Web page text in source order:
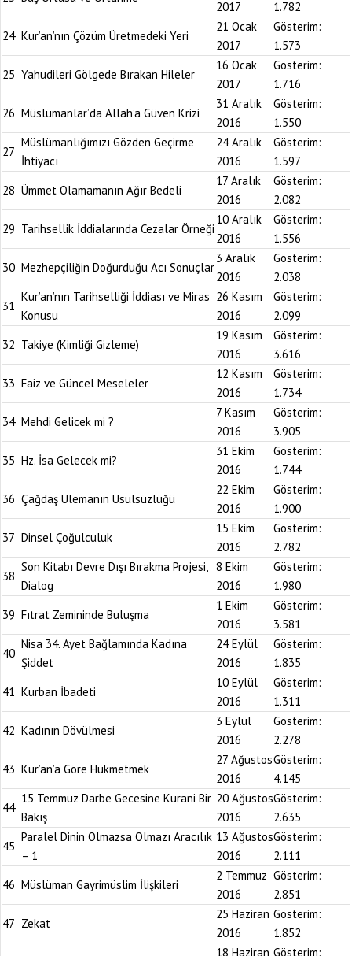
2017
1.782
24 Kur’an’nın Çözüm Üretmedeki Yeri
21 Ocak
2017
Gösterim:
1.573
25 Yahudileri Gölgede Bırakan Hileler
16 Ocak
2017
Gösterim:
1.716
26 Müslümanlar’da Allah’a Güven Krizi
31 Aralık
2016
Gösterim:
1.550
27
Müslümanlığımızı Gözden Geçirme
İhtiyacı
24 Aralık
2016
Gösterim:
1.597
28 Ümmet Olamamanın Ağır Bedeli
17 Aralık
2016
Gösterim:
2.082
29 Tarihsellik İddialarında Cezalar Örneği
10 Aralık
2016
Gösterim:
1.556
30 Mezhepçiliğin Doğurduğu Acı Sonuçlar
3 Aralık
2016
Gösterim:
2.038
31
Kur’an’nın Tarihselliği İddiası ve Miras
Konusu
26 Kasım
2016
Gösterim:
2.099
32 Takiye (Kimliği Gizleme)
19 Kasım
2016
Gösterim:
3.616
33 Faiz ve Güncel Meseleler
12 Kasım
2016
Gösterim:
1.734
34 Mehdi Gelicek mi ?
7 Kasım
2016
Gösterim:
3.905
35 Hz. İsa Gelecek mi?
31 Ekim
2016
Gösterim:
1.744
36 Çağdaş Ulemanın Usulsüzlüğü
22 Ekim
2016
Gösterim:
1.900
37 Dinsel Çoğulculuk
15 Ekim
2016
Gösterim:
2.782
38
Son Kitabı Devre Dışı Bırakma Projesi,
Dialog
8 Ekim
2016
Gösterim:
1.980
39 Fıtrat Zemininde Buluşma
1 Ekim
2016
Gösterim:
3.581
40
Nisa 34. Ayet Bağlamında Kadına
Şiddet
24 Eylül
2016
Gösterim:
1.835
41 Kurban İbadeti
10 Eylül
2016
Gösterim:
1.311
42 Kadının Dövülmesi
3 Eylül
2016
Gösterim:
2.278
43 Kur’an’a Göre Hükmetmek
27 Ağustos
2016
Gösterim:
4.145
44
15 Temmuz Darbe Gecesine Kurani Bir
Bakış
20 Ağustos
2016
Gösterim:
2.635
45
Paralel Dinin Olmazsa Olmazı Aracılık
– 1
13 Ağustos
2016
Gösterim:
2.111
46 Müslüman Gayrimüslim İlişkileri
2 Temmuz
2016
Gösterim:
2.851
47 Zekat
25 Haziran
2016
Gösterim:
1.852
18 Haziran Gösterim: